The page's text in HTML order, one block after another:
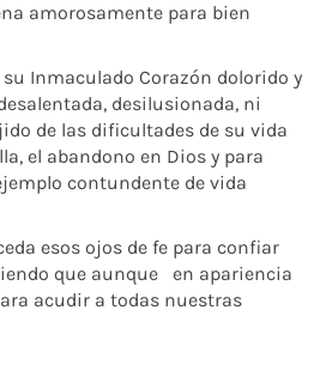
amorosamente para bien
su Inmaculado Corazón dolorido y
desilusionada, ni
de las dificultades de su vida
el abandono en Dios y para
contundente de vida
esos ojos de fe para confiar
que aunque en apariencia
acudir a todas nuestras